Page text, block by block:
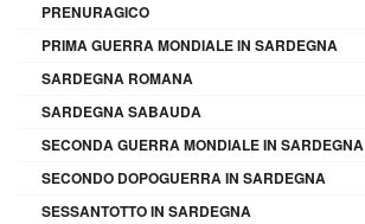
PRENURAGICO
PRIMA GUERRA MONDIALE IN SARDEGNA
SARDEGNA ROMANA
SARDEGNA SABAUDA
SECONDA GUERRA MONDIALE IN SARDEGNA
SECONDO DOPOGUERRA IN SARDEGNA
SESSANTOTTO IN SARDEGNA